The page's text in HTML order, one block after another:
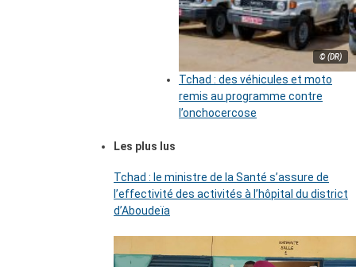
© (DR)
Tchad : des véhicules et moto
remis au programme contre
l’onchocercose
Les plus lus
Tchad : le ministre de la Santé s’assure de
l’effectivité des activités à l’hôpital du district
d’Aboudeïa